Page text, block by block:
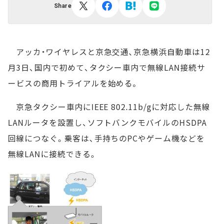
Share
アッカ・ワイヤレスと京急交通、京急横浜自動車は12
月3日、国内で初めて、タクシー車内で無線LAN接続サ
ービスの商用トライアルを始める。
京急タクシー車内にIEEE 802.11b/gに対応した無線
LANルータを設置し、ソフトバンクモバイルのHSDPA
回線につなぐ。乗客は、手持ちのPCやゲーム機などを
無線LANに接続できる。